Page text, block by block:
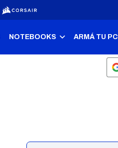
NOTEBOOKS ARMÁ TU PC